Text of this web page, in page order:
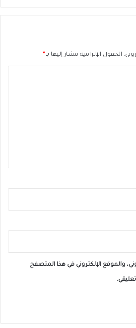
الحقول الإلزامية مشار إليها بـ*
والموقع الإلكتروني في هذا المتصفح